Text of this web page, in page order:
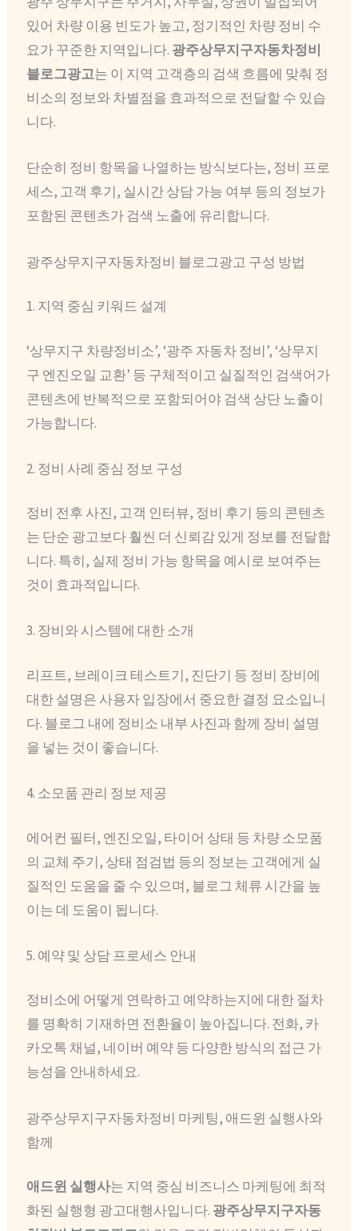
있어 차량 이용 빈도가 높고, 정기적인 차량 정비 수
요가 꾸준한 지역입니다. 광주상무지구자동차정비
블로그광고는 이 지역 고객층의 검색 흐름에 맞춰 정
비소의 정보와 차별점을 효과적으로 전달할 수 있습
니다.
단순히 정비 항목을 나열하는 방식보다는, 정비 프로
세스, 고객 후기, 실시간 상담 가능 여부 등의 정보가
포함된 콘텐츠가 검색 노출에 유리합니다.
광주상무지구자동차정비 블로그광고 구성 방법
1. 지역 중심 키워드 설계
‘상무지구 차량정비소’, ‘광주 자동차 정비’, ‘상무지
구 엔진오일 교환’ 등 구체적이고 실질적인 검색어가
콘텐츠에 반복적으로 포함되어야 검색 상단 노출이
가능합니다.
2. 정비 사례 중심 정보 구성
정비 전후 사진, 고객 인터뷰, 정비 후기 등의 콘텐츠
는 단순 광고보다 훨씬 더 신뢰감 있게 정보를 전달합
니다. 특히, 실제 정비 가능 항목을 예시로 보여주는
것이 효과적입니다.
3. 장비와 시스템에 대한 소개
리프트, 브레이크 테스트기, 진단기 등 정비 장비에
대한 설명은 사용자 입장에서 중요한 결정 요소입니
다. 블로그 내에 정비소 내부 사진과 함께 장비 설명
을 넣는 것이 좋습니다.
4. 소모품 관리 정보 제공
에어컨 필터, 엔진오일, 타이어 상태 등 차량 소모품
의 교체 주기, 상태 점검법 등의 정보는 고객에게 실
질적인 도움을 줄 수 있으며, 블로그 체류 시간을 높
이는 데 도움이 됩니다.
5. 예약 및 상담 프로세스 안내
정비소에 어떻게 연락하고 예약하는지에 대한 절차
를 명확히 기재하면 전환율이 높아집니다. 전화, 카
카오톡 채널, 네이버 예약 등 다양한 방식의 접근 가
능성을 안내하세요.
광주상무지구자동차정비 마케팅, 애드윈 실행사와
함께
애드윈 실행사는 지역 중심 비즈니스 마케팅에 최적
화된 실행형 광고대행사입니다. 광주상무지구자동